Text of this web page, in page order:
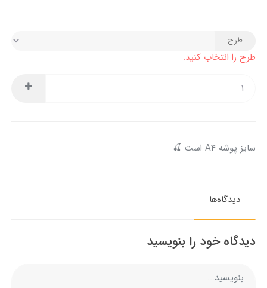
طرح
طرح را انتخاب کنید.
سایز پوشه A4 است 🍒
دیدگاه‌ها
دیدگاه خود را بنویسید